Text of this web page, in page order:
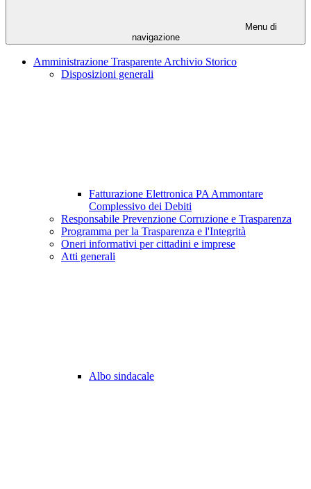
Menu di
navigazione
Amministrazione Trasparente Archivio Storico
Disposizioni generali
Fatturazione Elettronica PA Ammontare
Complessivo dei Debiti
Responsabile Prevenzione Corruzione e Trasparenza
Programma per la Trasparenza e l'Integrità
Oneri informativi per cittadini e imprese
Atti generali
Albo sindacale